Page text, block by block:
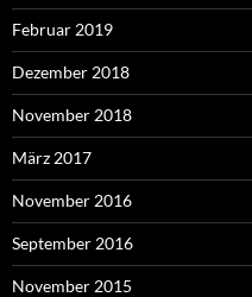
Februar 2019
Dezember 2018
November 2018
März 2017
November 2016
September 2016
November 2015